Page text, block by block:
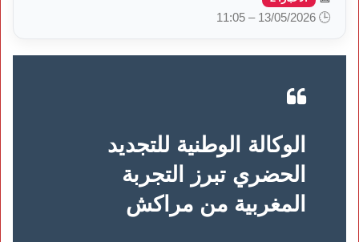
🕒 13/05/2026 – 11:05
الوكالة الوطنية للتجديد
الحضري تبرز التجربة
المغربية من مراكش